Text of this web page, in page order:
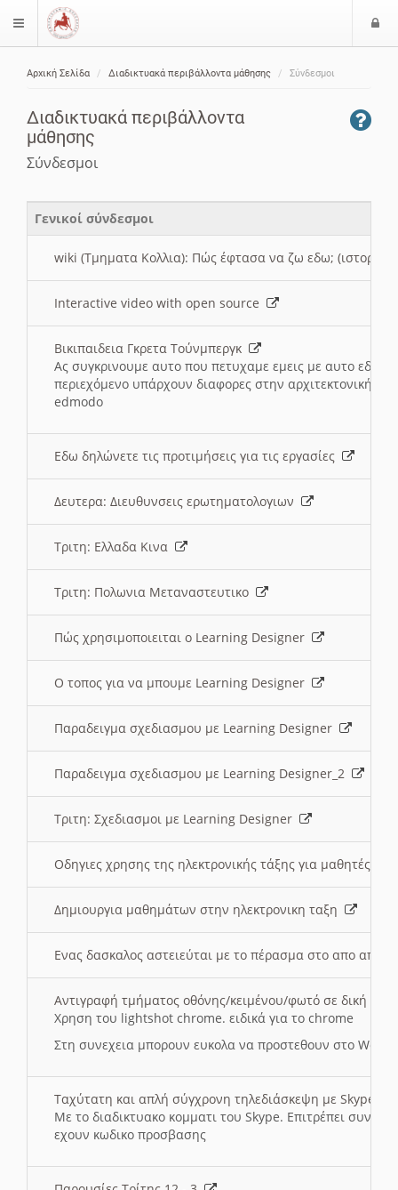
$langMenu
Αρχική Σελίδα Διαδικτυακά περιβάλλοντα μάθησης Σύνδεσμοι
Διαδικτυακά περιβάλλοντα
μάθησης
Σύνδεσμοι
Γενικοί σύνδεσμοι
wiki (Τμηματα Κολλια): Πώς έφτασα να ζω εδω; (ιστορια)
Interactive video with open source
Βικιπαιδεια Γκρετα Τούνμπεργκ
Ας συγκρινουμε αυτο που πετυχαμε εμεις με αυτο εδω
περιεχόμενο υπάρχουν διαφορες στην αρχιτεκτονική
edmodo
Εδω δηλώνετε τις προτιμήσεις για τις εργασίες
Δευτερα: Διευθυνσεις ερωτηματολογιων
Τριτη: Ελλαδα Κινα
Τριτη: Πολωνια Μεταναστευτικο
Πώς χρησιμοποιειται ο Learning Designer
O τοπος για να μπουμε Learning Designer
Παραδειγμα σχεδιασμου με Learning Designer
Παραδειγμα σχεδιασμου με Learning Designer_2
Τριτη: Σχεδιασμοι με Learning Designer
Οδηγιες χρησης της ηλεκτρονικής τάξης για μαθητές
Δημιουργια μαθημάτων στην ηλεκτρονικη ταξη
Ενας δασκαλος αστειεύται με το πέρασμα στο απο
Αντιγραφή τμήματος οθόνης/κειμένου/φωτό σε δική
Χρηση του lightshot chrome. ειδικά για το chrome
Στη συνεχεια μπορουν ευκολα να προστεθουν στο Word
Ταχύτατη και απλή σύγχρονη τηλεδιάσκεψη με Skype
Με το διαδικτυακο κομματι του Skype. Επιτρέπει
εχουν κωδικο προσβασης